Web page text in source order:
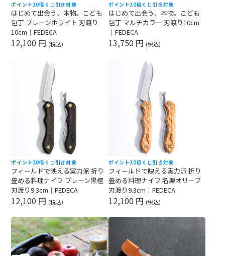
ポイント20倍 くじ引き対象
はじめて出会う、本物。こども
包丁 プレーンホワイト 刃渡り
10cm｜FEDECA
12,100 円 (税込)
ポイント20倍 くじ引き対象
はじめて出会う、本物。こども
包丁 マルチカラー 刃渡り10cm
｜FEDECA
13,750 円 (税込)
ポイント20倍 くじ引き対象
フィールドで映える実力派 折り
畳める料理ナイフ プレーン黒檀
刃渡り9.3cm｜FEDECA
12,100 円 (税込)
ポイント20倍 くじ引き対象
フィールドで映える実力派 折り
畳める料理ナイフ 名栗オリーブ
刃渡り9.3cm｜FEDECA
12,100 円 (税込)